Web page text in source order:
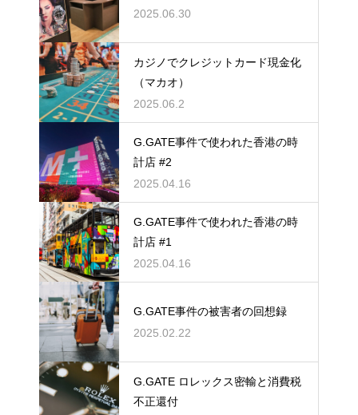
2025.06.30
カジノでクレジットカード現金化
（マカオ）
2025.06.2
G.GATE事件で使われた香港の時
計店 #2
2025.04.16
G.GATE事件で使われた香港の時
計店 #1
2025.04.16
G.GATE事件の被害者の回想録
2025.02.22
G.GATE ロレックス密輸と消費税
不正還付